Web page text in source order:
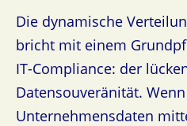
Die dynamische
bricht mit einem
IT-Compliance: der
Datensouveränität.
Unternehmensdaten